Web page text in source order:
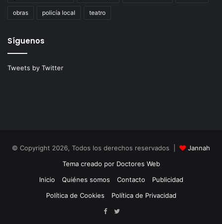
obras policía local teatro
Síguenos
Tweets by Twitter
© Copyright 2026, Todos los derechos reservados |
Jannah
Tema creado por Doctores Web
Inicio
Quiénes somos Contacto
Publicidad
Política de Cookies
Política de Privacidad
Facebook
Twitter